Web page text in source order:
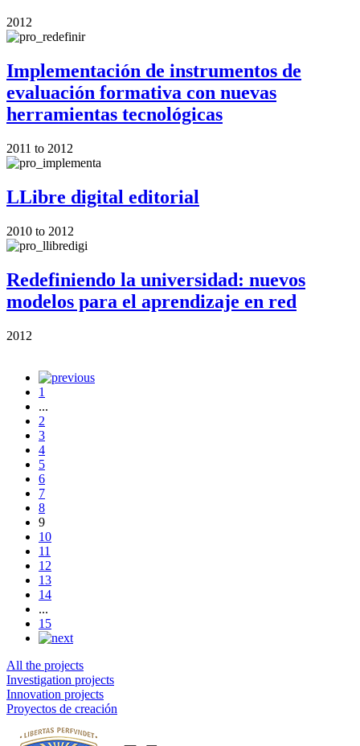
2012
Implementación de instrumentos de
evaluación formativa con nuevas
herramientas tecnológicas
2011 to 2012
LLibre digital editorial
2010 to 2012
Redefiniendo la universidad: nuevos
modelos para el aprendizaje en red
2012
1
...
2
3
4
5
6
7
8
9
10
11
12
13
14
...
15
All the projects
Investigation projects
Innovation projects
Proyectos de creación